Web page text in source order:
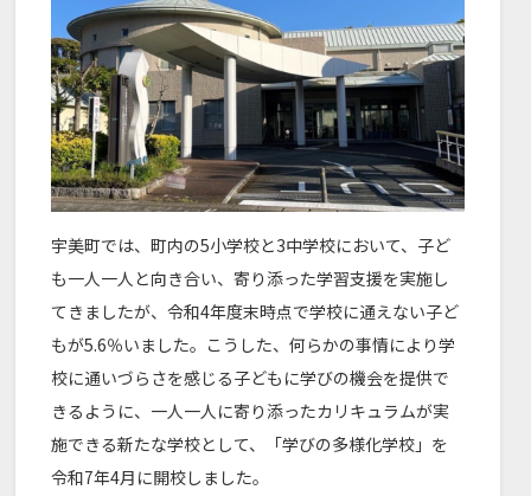
宇美町では、町内の5小学校と3中学校において、子ど
も一人一人と向き合い、寄り添った学習支援を実施し
てきましたが、令和4年度末時点で学校に通えない子ど
もが5.6％いました。こうした、何らかの事情により学
校に通いづらさを感じる子どもに学びの機会を提供で
きるように、一人一人に寄り添ったカリキュラムが実
施できる新たな学校として、「学びの多様化学校」を
令和7年4月に開校しました。